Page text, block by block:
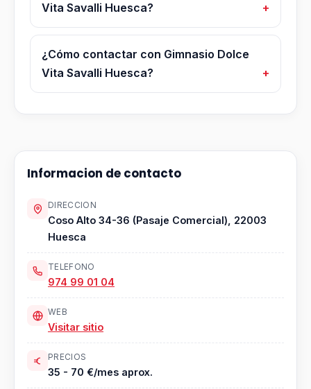
Vita Savalli Huesca?
¿Cómo contactar con Gimnasio Dolce
Vita Savalli Huesca?
Informacion de contacto
DIRECCION
Coso Alto 34-36 (Pasaje Comercial), 22003
Huesca
TELEFONO
974 99 01 04
WEB
Visitar sitio
PRECIOS
35 - 70 €/mes aprox.